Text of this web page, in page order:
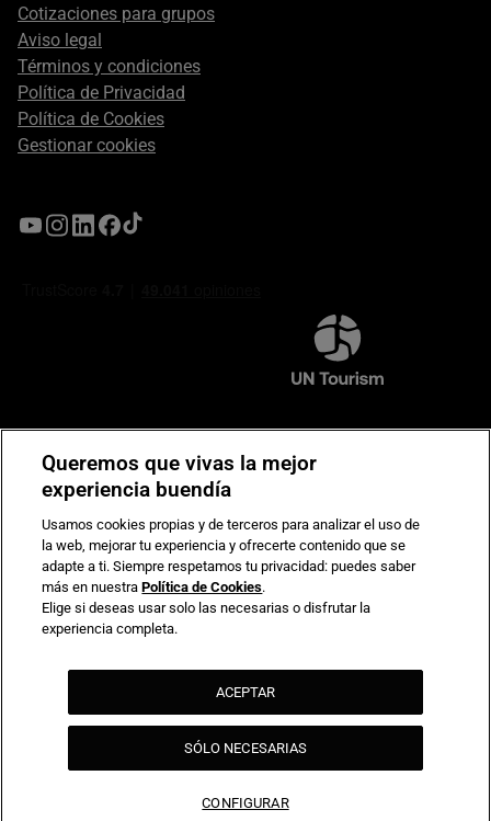
Cotizaciones para grupos
Aviso legal
Términos y condiciones
Política de Privacidad
Política de Cookies
Gestionar cookies
Compromiso de seguridad en pagos electrónicos
Queremos que vivas la mejor
experiencia buendía
Usamos cookies propias y de terceros para analizar el uso de
la web, mejorar tu experiencia y ofrecerte contenido que se
adapte a ti. Siempre respetamos tu privacidad: puedes saber
más en nuestraPolítica de Cookies.
Elige si deseas usar solo las necesarias o disfrutar la
experiencia completa.
ACEPTAR
SÓLO NECESARIAS
CONFIGURAR